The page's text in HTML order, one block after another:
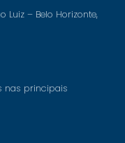
Luiz – Belo Horizonte,
nas principais